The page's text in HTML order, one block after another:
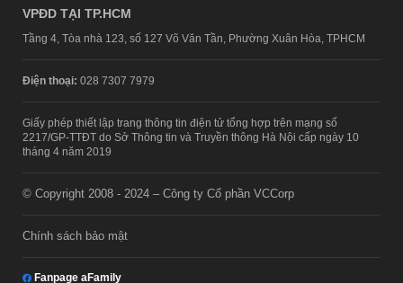
VPĐD TẠI TP.HCM
Tầng 4, Tòa nhà 123, số 127 Võ Văn Tần, Phường Xuân Hòa, TPHCM
Điện thoại: 028 7307 7979
Giấy phép thiết lập trang thông tin điện tử tổng hợp trên mạng số
2217/GP-TTĐT do Sở Thông tin và Truyền thông Hà Nội cấp ngày 10
tháng 4 năm 2019
© Copyright 2008 - 2024 – Công ty Cổ phần VCCorp
Chính sách bảo mật
Fanpage aFamily